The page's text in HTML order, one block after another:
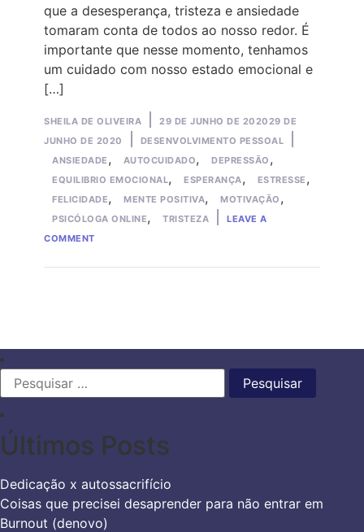
que a desesperança, tristeza e ansiedade
tomaram conta de todos ao nosso redor. É
importante que nesse momento, tenhamos
um cuidado com nosso estado emocional e
[…]
Posted
by
SHEILA DE OLIVEIRA 29 DE JUNHO DE 202029 DE
JUNHO DE 2020
Posted
in
DESENVOLVIMENTO PESSOAL
ANSIEDADE , AUTOCUIDADO, DEPRESSÃO ,
EQUILIBRIO EMOCIONAL, ESPERANÇA, ESTRESSE ,
FELICIDADE, MENTE POSITIVA, MOTIVAÇÃO ,
PSICÓLOGA ONLINE, TRISTEZA
LEAVE A
COMMENTON
Pesquisar
por:
Últimos Posts
Dedicação x autossacrifício
Coisas que precisei desaprender para não entrar em
Burnout (denovo)